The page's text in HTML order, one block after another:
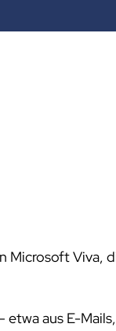
Microsoft
aus E-